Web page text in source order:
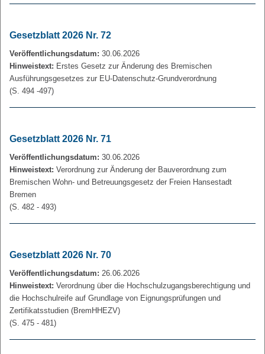
Gesetzblatt 2026 Nr. 72
Veröffentlichungsdatum: 30.06.2026
Hinweistext: Erstes Gesetz zur Änderung des Bremischen
Ausführungsgesetzes zur EU-Datenschutz-Grundverordnung
(S. 494 -497)
Gesetzblatt 2026 Nr. 71
Veröffentlichungsdatum: 30.06.2026
Hinweistext: Verordnung zur Änderung der Bauverordnung zum
Bremischen Wohn- und Betreuungsgesetz der Freien Hansestadt
Bremen
(S. 482 - 493)
Gesetzblatt 2026 Nr. 70
Veröffentlichungsdatum: 26.06.2026
Hinweistext: Verordnung über die Hochschulzugangsberechtigung und
die Hochschulreife auf Grundlage von Eignungsprüfungen und
Zertifikatsstudien (BremHHEZV)
(S. 475 - 481)